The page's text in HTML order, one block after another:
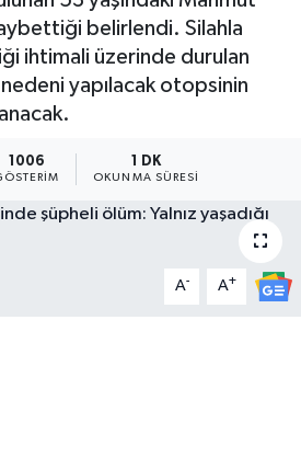
belirlendi. Silahla
ihtimali üzerinde durulan
yapılacak otopsinin
1006 1 DK
OKUNMA SÜRESI
A- A+